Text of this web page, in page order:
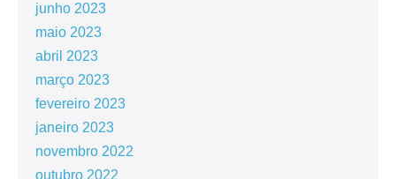
junho 2023
maio 2023
abril 2023
março 2023
fevereiro 2023
janeiro 2023
novembro 2022
outubro 2022